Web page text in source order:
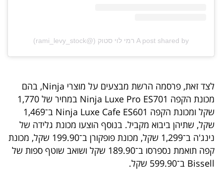
אחרינו:A post shared by רמי לוי סטוק (@rami_levy_stock)
לצד זאת, פרסמה הרשת מבצעים על מוצרי Ninja, בהם
מכונת הקפה Ninja Luxe Pro ES701 במחיר של 1,770
שקל ומכונת הקפה Ninja Luxe Cafe ES601 ב־1,469
שקל, שתיהן ביבוא מקביל. בנוסף הוצעו מכונת גלידה של
נינג'ה ב־1,299 שקל, מכונת פופקורן ב־199.90 שקל, מכונת
קפה תואמת נספרסו ב־189.90 שקל ושואב שוטף ספות של
Bissell ב־599.90 שקל.